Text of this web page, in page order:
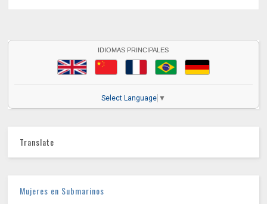
IDIOMAS PRINCIPALES
Select Language ▼
Translate
Mujeres en Submarinos